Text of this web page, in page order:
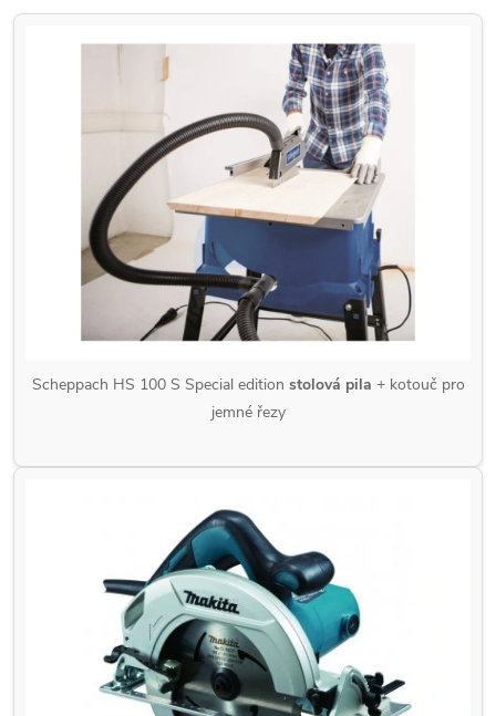
Scheppach HS 100 S Special edition stolová pila + kotouč pro
jemné řezy